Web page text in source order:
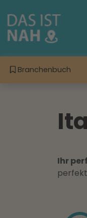
Branchenbuch
Ihr